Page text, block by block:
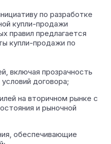
по разработке
купли-продажи
правил предлагается
купли-продажи по
включая прозрачность
договора;
на вторичном рынке с
и рыночной
обеспечивающие